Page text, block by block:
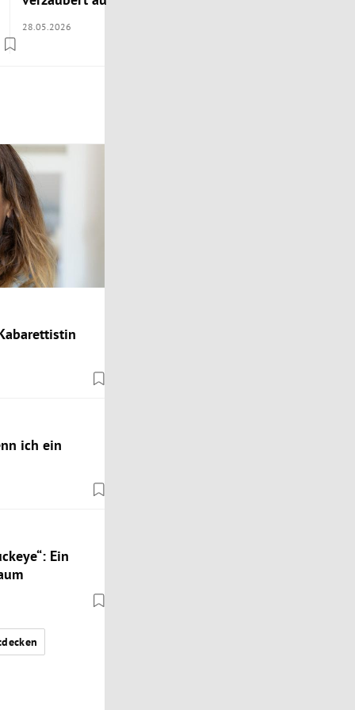
28.05.2026
ich ein
Ein